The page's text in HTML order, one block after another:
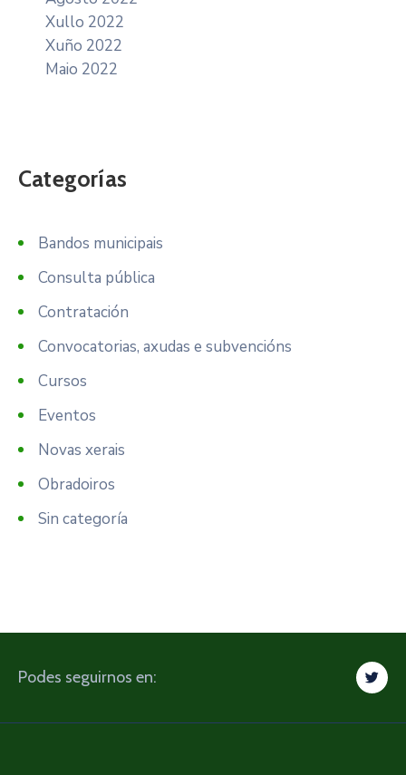
Xullo 2022
Xuño 2022
Maio 2022
Categorías
Bandos municipais
Consulta pública
Contratación
Convocatorias, axudas e subvencións
Cursos
Eventos
Novas xerais
Obradoiros
Sin categoría
Podes seguirnos en: